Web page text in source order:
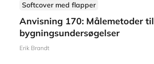
Softcover med flapper
Anvisning 170: Målemetoder til
bygningsundersøgelser
Erik Brandt